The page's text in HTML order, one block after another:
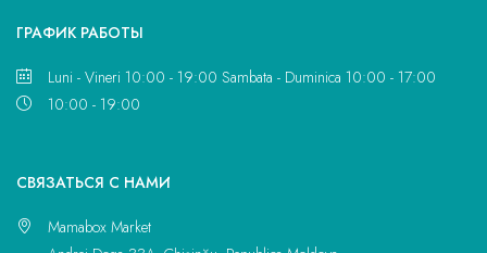
ГРАФИК РАБОТЫ
Luni - Vineri 10:00 - 19:00 Sambata - Duminica 10:00 - 17:00
10:00 - 19:00
CВЯЗАТЬСЯ С НАМИ
Mamabox Market